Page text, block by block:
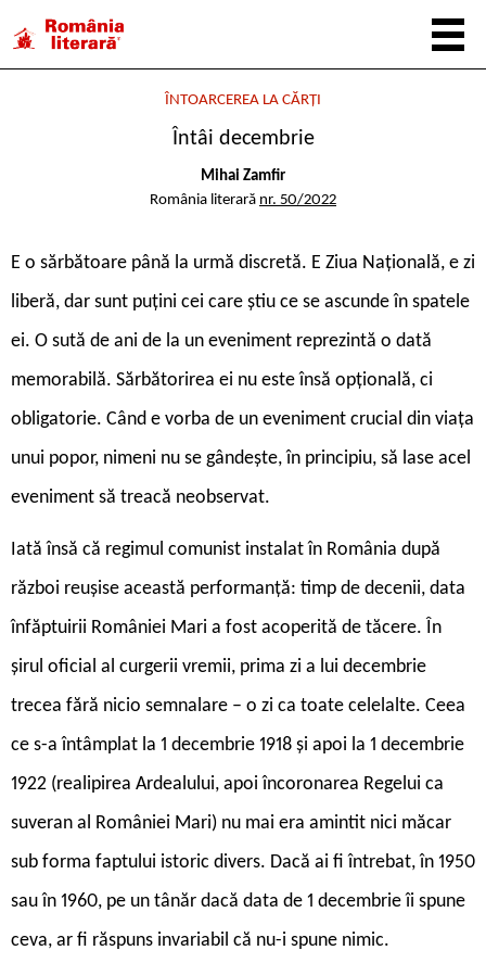
ÎNTOARCEREA LA CĂRȚI
Întâi decembrie
Mihai Zamfir
România literară nr. 50/2022
E o sărbătoare până la urmă discretă. E Ziua Națională, e zi
liberă, dar sunt puțini cei care știu ce se ascunde în spatele
ei. O sută de ani de la un eveniment reprezintă o dată
memorabilă. Sărbătorirea ei nu este însă opțională, ci
obligatorie. Când e vorba de un eveniment crucial din viața
unui popor, nimeni nu se gândește, în principiu, să lase acel
eveniment să treacă neobservat.
Iată însă că regimul comunist instalat în România după
război reușise această performanță: timp de decenii, data
înfăptuirii României Mari a fost acoperită de tăcere. În
șirul oficial al curgerii vremii, prima zi a lui decembrie
trecea fără nicio semnalare – o zi ca toate celelalte. Ceea
ce s-a întâmplat la 1 decembrie 1918 și apoi la 1 decembrie
1922 (realipirea Ardealului, apoi încoronarea Regelui ca
suveran al României Mari) nu mai era amintit nici măcar
sub forma faptului istoric divers. Dacă ai fi întrebat, în 1950
sau în 1960, pe un tânăr dacă data de 1 decembrie îi spune
ceva, ar fi răspuns invariabil că nu-i spune nimic.